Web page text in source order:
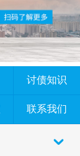
讨债知识
联系我们